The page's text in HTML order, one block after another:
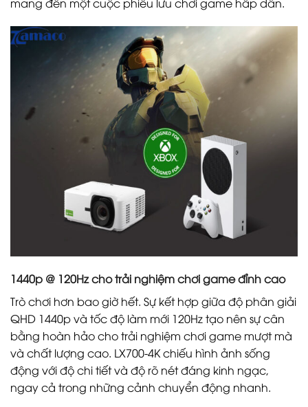
mang đến một cuộc phiêu lưu chơi game hấp dẫn.
1440p @ 120Hz cho trải nghiệm chơi game đỉnh cao
Trò chơi hơn bao giờ hết. Sự kết hợp giữa độ phân giải
QHD 1440p và tốc độ làm mới 120Hz tạo nên sự cân
bằng hoàn hảo cho trải nghiệm chơi game mượt mà
và chất lượng cao. LX700-4K chiếu hình ảnh sống
động với độ chi tiết và độ rõ nét đáng kinh ngạc,
ngay cả trong những cảnh chuyển động nhanh.